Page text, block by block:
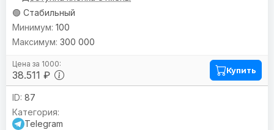
🟢 Стабильный
38.511 ₽
100
300 000
Купить
87
Telegram